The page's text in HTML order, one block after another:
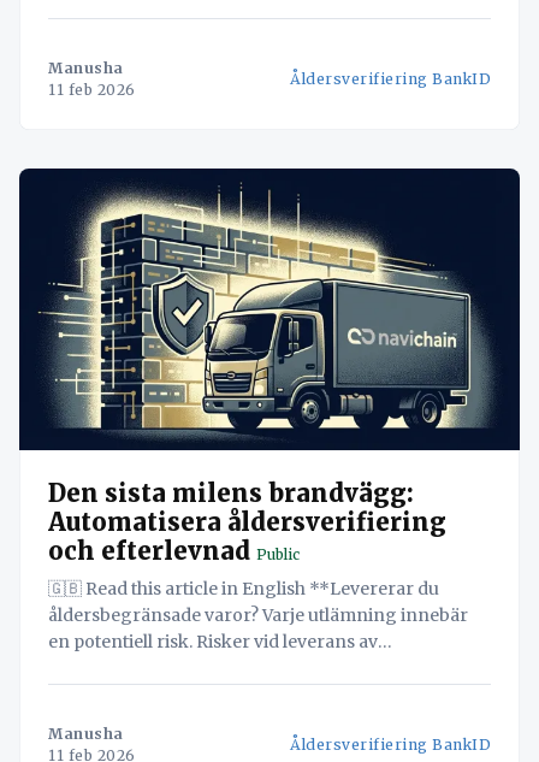
verification and creates an unavoidable audit trail,
Manusha
11 feb 2026
Åldersverifiering BankID
Den sista milens brandvägg:
Automatisera åldersverifiering
och efterlevnad Public
🇬🇧 Read this article in English **Levererar du
åldersbegränsade varor? Varje utlämning innebär
en potentiell risk. Risker vid leverans av
Module automatiserar åldersverifiering och skapar
Manusha
11 feb 2026
Åldersverifiering BankID